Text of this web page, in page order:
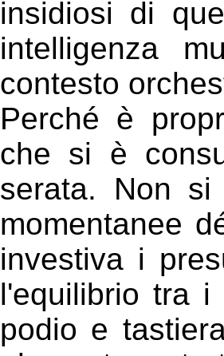
insidiosi di
intelligenza
contesto
Perché è
che si è
serata. Non
momentanee
investiva i
l'equilibrio tra i
podio e